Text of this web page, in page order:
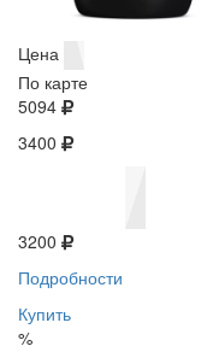
Цена
По карте
5094
3400
3200
Подробности
Купить
%